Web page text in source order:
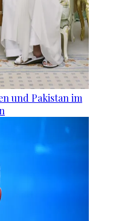
und Pakistan im